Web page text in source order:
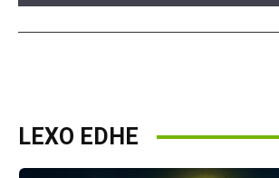
LEXO EDHE